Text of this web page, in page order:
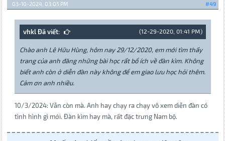
#49
03-10-2024, 03:05 PM
(12-29-2020, 01:41 PM)
vhkl Đã viết:
Chào anh Lê Hữu Hùng, hôm nay 29/12/2020, em mới tìm thấy
trang của anh đăng những bài học rất bổ ích về đàn kìm. Không
biết anh còn ở diễn đàn này không để em giao lưu học hỏi thêm.
Cảm ơn anh nhiều.
10/3/2024: Vẫn còn mà. Anh hay chạy ra chạy vô xem diễn đàn có
tình hình gì mới. Đàn kìm hay mà, rất đặc trưng Nam bộ.